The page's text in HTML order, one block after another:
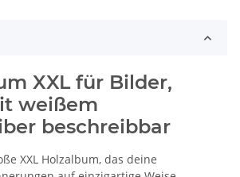
XXL für Bilder,
weißem
beschreibbar
XXL Holzalbum, das deine